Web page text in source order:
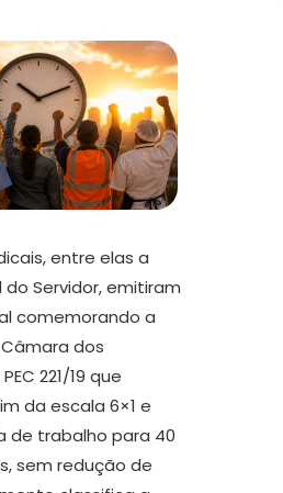
entre elas a
do Servidor, emitiram
comemorando a
dos
221/19 que
da escala 6×1 e
de trabalho para 40
sem redução de